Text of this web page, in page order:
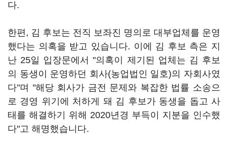
다.
한편, 김 후보는 전직 보좌진 명의로 대부업체를 운영
했다는 의혹을 받고 있습니다. 이에 김 후보 측은 지
난 25일 입장문에서 "의혹이 제기된 업체는 김 후보
의 동생이 운영하던 회사(농업법인 일호)의 자회사였
다"며 "해당 회사가 금전 문제와 복잡한 법률 소송으
로 경영 위기에 처하게 돼 김 후보가 동생을 돕고 사
태를 해결하기 위해 2020년경 부득이 지분을 인수했
다"고 해명했습니다.